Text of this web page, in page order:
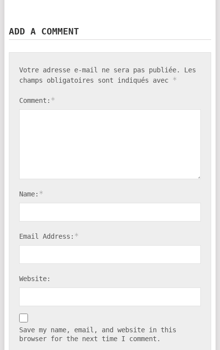
ADD A COMMENT
Votre adresse e-mail ne sera pas publiée.
Les
champs obligatoires sont indiqués avec *
Comment: *
Name: *
Email Address: *
Website:
Save my name, email, and website in this
browser for the next time I comment.